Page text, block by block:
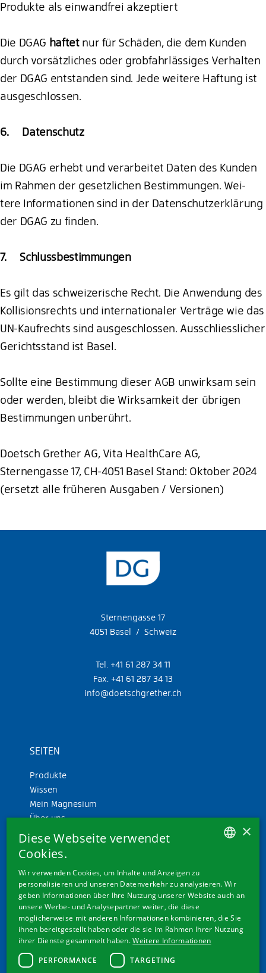
Produkte als einwandfrei akzeptiert
Die DGAG haftet nur für Schäden, die dem Kunden
durch vorsätzliches oder grobfahrlässiges Verhalten
der DGAG entstanden sind. Jede weitere Haftung ist
ausgeschlossen.
6. Datenschutz
Die DGAG erhebt und verarbeitet Daten des Kunden
im Rahmen der gesetzlichen Bestimmungen. Wei-
tere Informationen sind in der Datenschutzerklärung
der DGAG zu finden.
7. Schlussbestimmungen
Es gilt das schweizerische Recht. Die Anwendung des
Kollisionsrechts und internationaler Verträge wie das
UN-Kaufrechts sind ausgeschlossen. Ausschliesslicher
Gerichtsstand ist Basel.
Sollte eine Bestimmung dieser AGB unwirksam sein
oder werden, bleibt die Wirksamkeit der übrigen
Bestimmungen unberührt.
Doetsch Grether AG, Vita HealthCare AG,
Sternengasse 17, CH-4051 Basel Stand: Oktober 2024
(ersetzt alle früheren Ausgaben / Versionen)
Sternengasse 17
4051 Basel / Schweiz
Tel. +41 61 287 34 11
Fax. +41 61 287 34 13
info@doetschgrether.ch
SEITEN
Produkte
Wissen
Mein Magnesium
Über uns
WEITERE LINKS
Cookie-Einstellungen
Kontakt
Datenschutz & Disclaimer
FRENCH
ENGLISH
×
Diese Webseite verwendet
Cookies.
Wir verwenden Cookies, um Inhalte und Anzeigen zu
personalisieren und unseren Datenverkehr zu analysieren. Wir
geben Informationen über Ihre Nutzung unserer Website auch an
unsere Werbe- und Analysepartner weiter, die diese
möglicherweise mit anderen Informationen kombinieren, die Sie
ihnen bereitgestellt haben oder die sie im Rahmen Ihrer Nutzung
ihrer Dienste gesammelt haben. Weitere Informationen
PERFORMANCE
TARGETING